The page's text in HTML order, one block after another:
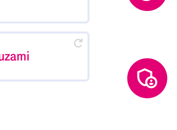
urządzenia